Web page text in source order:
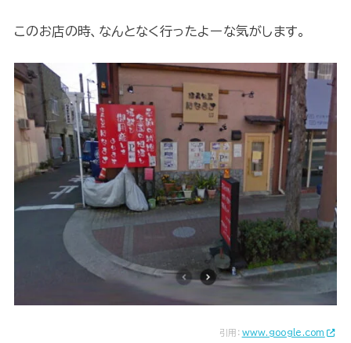
このお店の時、なんとなく行ったよーな気がします。
引用： www.google.com